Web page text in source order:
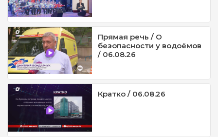
Прямая речь / О
безопасности у водоёмов
/ 06.08.26
Кратко / 06.08.26